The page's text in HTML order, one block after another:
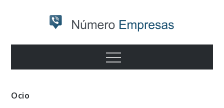
Numero
empresas
Otro sitio realizado con WordPress
Menu
Ocio